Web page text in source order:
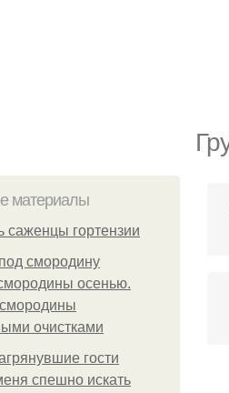
материалы
саженцы гортензии
смородину
осенью.
очистками
гости
спешно искать